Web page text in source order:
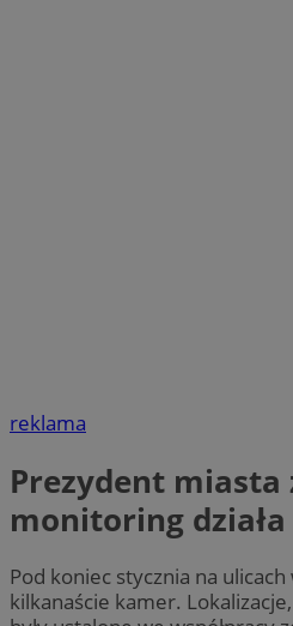
reklama
Prezydent miasta
monitoring
Pod koniec stycznia na
kilkanaście kamer.